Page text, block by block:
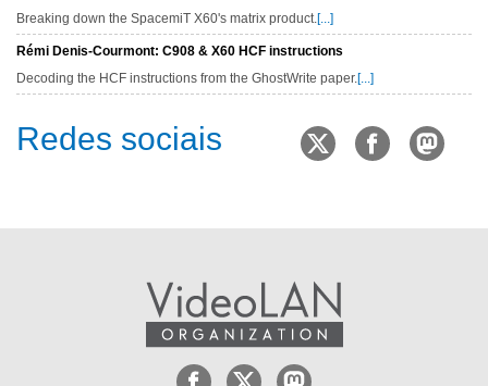
Breaking down the SpacemiT X60's matrix product.[...]
Rémi Denis-Courmont: C908 & X60 HCF instructions
Decoding the HCF instructions from the GhostWrite paper.[...]
Redes sociais